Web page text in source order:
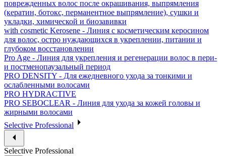
поврежденных волос после окрашивания, выпрямления
(кератин, ботокс, перманентное выпрямление), сушки и
укладки, химической и биозавивки
with cosmetic Kerosene - Линия с косметическим керосином
для волос, остро нуждающихся в укреплении, питании и
глубоком восстановлении
Pro Age - Линия для укрепления и регенерации волос в пери-
и постменопаузальный период
PRO DENSITY - Для ежедневного ухода за тонкими и
ослабленными волосами
PRO HYDRACTIVE
PRO SEBOCLEAR - Линия для ухода за кожей головы и
жирными волосами
Selective Professional
Selective Professional